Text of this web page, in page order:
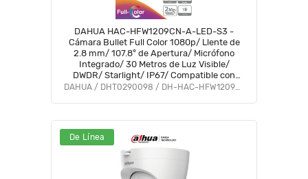
DAHUA HAC-HFW1209CN-A-LED-S3 -
Cámara Bullet Full Color 1080p/ Llente de
2.8 mm/ 107.8° de Apertura/ Micrófono
Integrado/ 30 Metros de Luz Visible/
DWDR/ Starlight/ IP67/ Compatible con
CVI/AHD/CVBS/ #LoNuevo #M1 #AFULLDAHUA / DHT0290098 / DH-HAC-HFW1209CN-A-LED-S3
De Línea